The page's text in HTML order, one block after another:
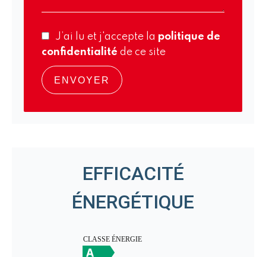
J’ai lu et j'accepte la politique de
confidentialité de ce site
ENVOYER
EFFICACITÉ
ÉNERGÉTIQUE